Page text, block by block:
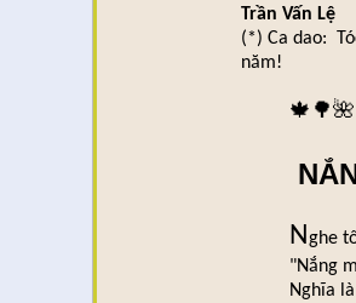
Trần Vấn Lệ
(*) Ca dao:
năm!
🍁🌳🌺
Nghe
"Nắng
Nghĩa